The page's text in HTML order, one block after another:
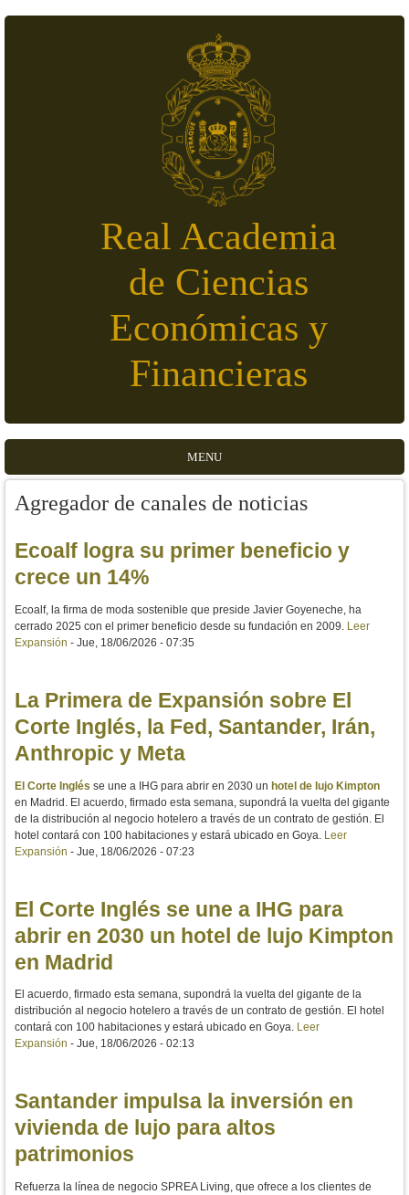
Real Academia
de Ciencias
Económicas y
Financieras
MENU
Agregador de canales de noticias
Ecoalf logra su primer beneficio y
crece un 14%
Ecoalf, la firma de moda sostenible que preside Javier Goyeneche, ha
cerrado 2025 con el primer beneficio desde su fundación en 2009. Leer
Expansión - Jue, 18/06/2026 - 07:35
La Primera de Expansión sobre El
Corte Inglés, la Fed, Santander, Irán,
Anthropic y Meta
El Corte Inglés se une a IHG para abrir en 2030 un hotel de lujo Kimpton
en Madrid. El acuerdo, firmado esta semana, supondrá la vuelta del gigante
de la distribución al negocio hotelero a través de un contrato de gestión. El
hotel contará con 100 habitaciones y estará ubicado en Goya. Leer
Expansión - Jue, 18/06/2026 - 07:23
El Corte Inglés se une a IHG para
abrir en 2030 un hotel de lujo Kimpton
en Madrid
El acuerdo, firmado esta semana, supondrá la vuelta del gigante de la
distribución al negocio hotelero a través de un contrato de gestión. El hotel
contará con 100 habitaciones y estará ubicado en Goya. Leer
Expansión - Jue, 18/06/2026 - 02:13
Santander impulsa la inversión en
vivienda de lujo para altos
patrimonios
Refuerza la línea de negocio SPREA Living, que ofrece a los clientes de